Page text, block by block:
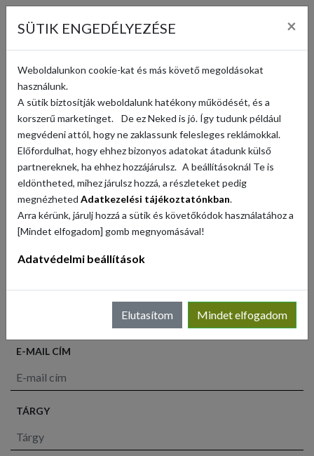
SÜTIK ENGEDÉLYEZÉSE ×
Weboldalunkon cookie-kat és más követő megoldásokat
használunk.
A sütik biztosítják weboldalunk hatékony működését, és a
korszerű marketinget. De ez Neked is jó. Így tudunk például
megvédeni attól, hogy ne zaklassunk felesleges reklámokkal.
Előfordulhat, hogy ehhez bizonyos adatokat átadunk külső
partnereknek, ha ehhez hozzájárulsz. A beállításoknál Te is
eldöntheted, mihez járulsz hozzá, a részleteket pedig
megnézheted Adatkezelési tájékoztatónkban.
Arra kérünk, járulj hozzá a sütik és követőkódok használatához a
[Mindet elfogadom] gomb megnyomásával!
Adatvédelmi beállítások
Elutasítom Mindet elfogadom
KOSÁR ( 0
KAPCSOLAT
E-Mail:
info@falusikosar.hu
Telefonszám:
+36-30/102-81-01
NÉV
E-MAIL CÍM
TÁRGY